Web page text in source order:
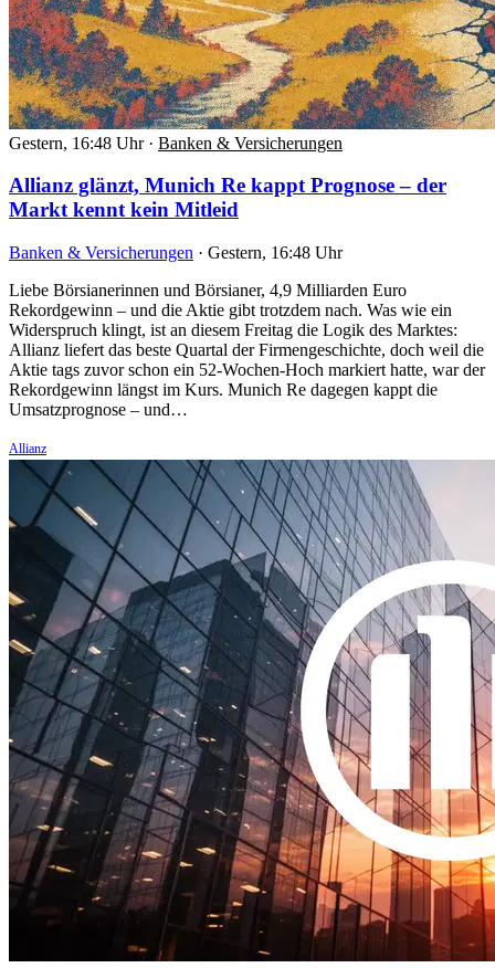
Gestern, 16:48 Uhr · Banken & Versicherungen
Allianz glänzt, Munich Re kappt Prognose – der
Markt kennt kein Mitleid
Banken & Versicherungen · Gestern, 16:48 Uhr
Liebe Börsianerinnen und Börsianer, 4,9 Milliarden Euro
Rekordgewinn – und die Aktie gibt trotzdem nach. Was wie ein
Widerspruch klingt, ist an diesem Freitag die Logik des Marktes:
Allianz liefert das beste Quartal der Firmengeschichte, doch weil die
Aktie tags zuvor schon ein 52-Wochen-Hoch markiert hatte, war der
Rekordgewinn längst im Kurs. Munich Re dagegen kappt die
Umsatzprognose – und…
Allianz